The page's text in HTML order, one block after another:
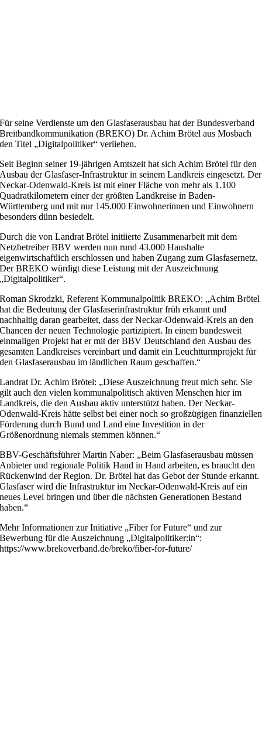
Für seine Verdienste um den Glasfaserausbau hat der Bundesverband
Breitbandkommunikation (BREKO) Dr. Achim Brötel aus Mosbach
den Titel „Digitalpolitiker“ verliehen.
Seit Beginn seiner 19-jährigen Amtszeit hat sich Achim Brötel für den
Ausbau der Glasfaser-Infrastruktur in seinem Landkreis eingesetzt. Der
Neckar-Odenwald-Kreis ist mit einer Fläche von mehr als 1.100
Quadratkilometern einer der größten Landkreise in Baden-
Württemberg und mit nur 145.000 Einwohnerinnen und Einwohnern
besonders dünn besiedelt.
Durch die von Landrat Brötel initiierte Zusammenarbeit mit dem
Netzbetreiber BBV werden nun rund 43.000 Haushalte
eigenwirtschaftlich erschlossen und haben Zugang zum Glasfasernetz.
Der BREKO würdigt diese Leistung mit der Auszeichnung
„Digitalpolitiker“.
Roman Skrodzki, Referent Kommunalpolitik BREKO: „Achim Brötel
hat die Bedeutung der Glasfaserinfrastruktur früh erkannt und
nachhaltig daran gearbeitet, dass der Neckar-Odenwald-Kreis an den
Chancen der neuen Technologie partizipiert. In einem bundesweit
einmaligen Projekt hat er mit der BBV Deutschland den Ausbau des
gesamten Landkreises vereinbart und damit ein Leuchtturmprojekt für
den Glasfaserausbau im ländlichen Raum geschaffen.“
Landrat Dr. Achim Brötel: „Diese Auszeichnung freut mich sehr. Sie
gilt auch den vielen kommunalpolitisch aktiven Menschen hier im
Landkreis, die den Ausbau aktiv unterstützt haben. Der Neckar-
Odenwald-Kreis hätte selbst bei einer noch so großzügigen finanziellen
Förderung durch Bund und Land eine Investition in der
Größenordnung niemals stemmen können.“
BBV-Geschäftsführer Martin Naber: „Beim Glasfaserausbau müssen
Anbieter und regionale Politik Hand in Hand arbeiten, es braucht den
Rückenwind der Region. Dr. Brötel hat das Gebot der Stunde erkannt.
Glasfaser wird die Infrastruktur im Neckar-Odenwald-Kreis auf ein
neues Level bringen und über die nächsten Generationen Bestand
haben.“
Mehr Informationen zur Initiative „Fiber for Future“ und zur
Bewerbung für die Auszeichnung „Digitalpolitiker:in“:
https://www.brekoverband.de/breko/fiber-for-future/